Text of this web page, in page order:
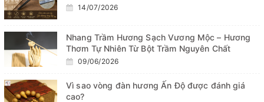
14/07/2026
Nhang Trầm Hương Sạch Vương Mộc – Hương
Thơm Tự Nhiên Từ Bột Trầm Nguyên Chất
09/06/2026
Vì sao vòng đàn hương Ấn Độ được đánh giá
cao?